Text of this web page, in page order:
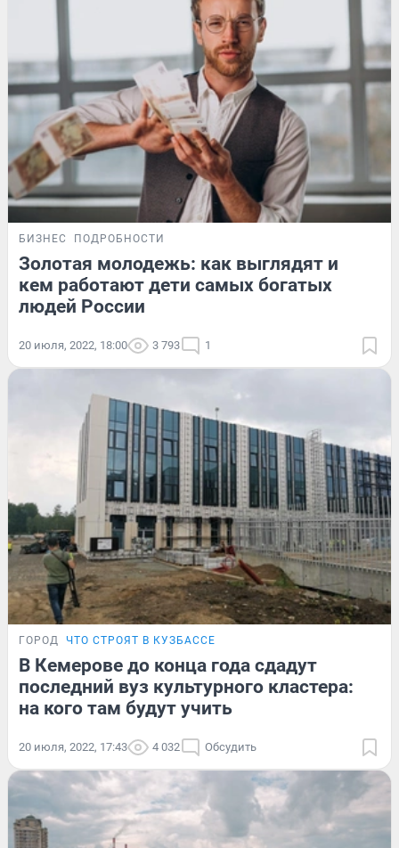
БИЗНЕС ПОДРОБНОСТИ
Золотая молодежь: как выглядят и
кем работают дети самых богатых
людей России
20 июля, 2022, 18:00 3 793 1
ГОРОД ЧТО СТРОЯТ В КУЗБАССЕ
В Кемерове до конца года сдадут
последний вуз культурного кластера:
на кого там будут учить
20 июля, 2022, 17:43 4 032 Обсудить